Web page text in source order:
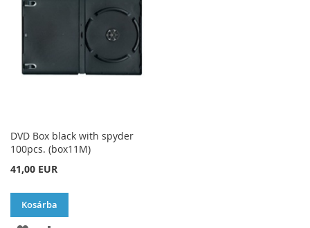
DVD Box black with spyder
100pcs. (box11M)
41,00 EUR
Kosárba